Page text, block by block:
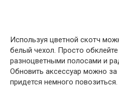
Используя цветной скотч
белый чехол. Просто
разноцветными полосами и
Обновить аксессуар можно за
придется немного повозиться.